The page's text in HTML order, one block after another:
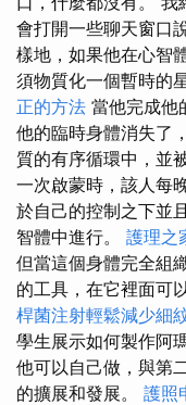
會打開一些聊天窗口
樣地，如果他在心智
須物質化一個暫時的
正的方法 當他完成他
他的臨時身體消失了
質的有序循環中，並
一次啟蒙時，該人每
於自己的控制之下並
智體中進行。 護理之
但當這個身體完全組
的工具，在它裡面可
桿菌注射輕鬆減少細
學生展示如何製作阿
他可以自己做，與第
的擴展和發展。 護照